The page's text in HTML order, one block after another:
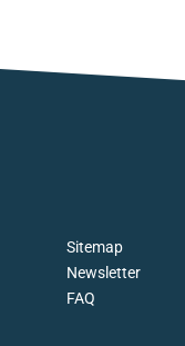
FAQ
Newsletter
Sitemap